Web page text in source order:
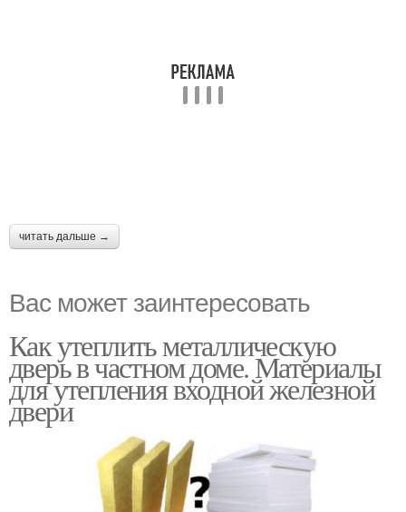
читать дальше →
Вас может заинтересовать
Как утеплить металлическую
дверь в частном доме. Материалы
для утепления входной железной
двери